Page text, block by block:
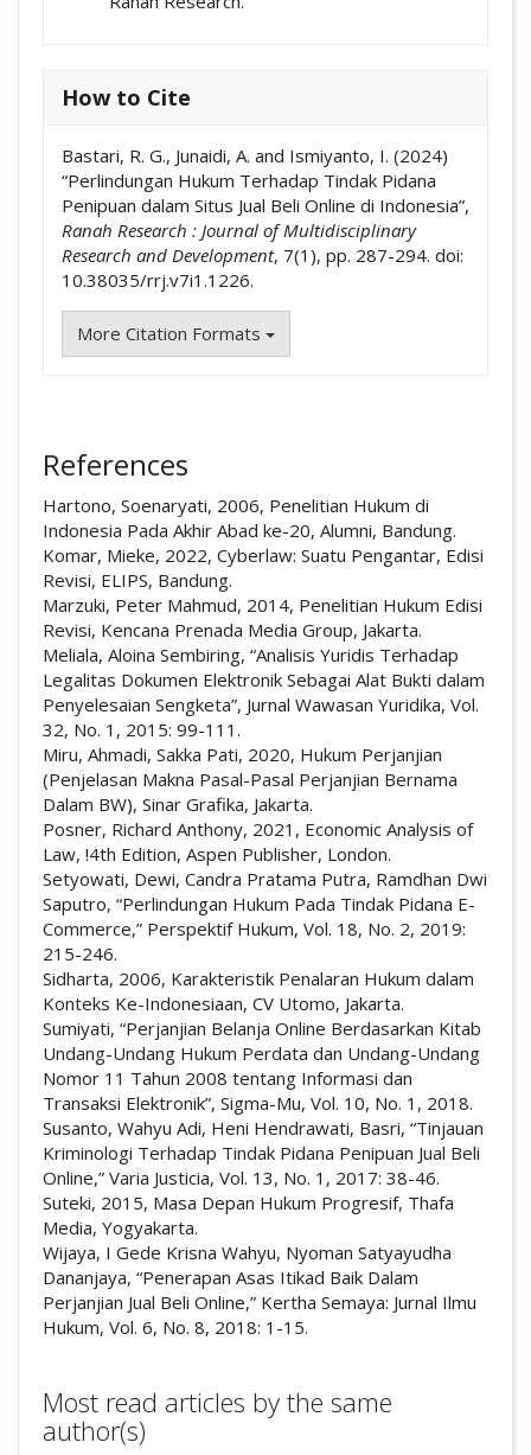
How to Cite
Bastari, R. G., Junaidi, A. and Ismiyanto, I. (2024)
“Perlindungan Hukum Terhadap Tindak Pidana
Penipuan dalam Situs Jual Beli Online di Indonesia”,
Ranah Research : Journal of Multidisciplinary
Research and Development, 7(1), pp. 287-294. doi:
10.38035/rrj.v7i1.1226.
More Citation Formats
References
Hartono, Soenaryati, 2006, Penelitian Hukum di
Indonesia Pada Akhir Abad ke-20, Alumni, Bandung.
Komar, Mieke, 2022, Cyberlaw: Suatu Pengantar, Edisi
Revisi, ELIPS, Bandung.
Marzuki, Peter Mahmud, 2014, Penelitian Hukum Edisi
Revisi, Kencana Prenada Media Group, Jakarta.
Meliala, Aloina Sembiring, “Analisis Yuridis Terhadap
Legalitas Dokumen Elektronik Sebagai Alat Bukti dalam
Penyelesaian Sengketa”, Jurnal Wawasan Yuridika, Vol.
32, No. 1, 2015: 99-111.
Miru, Ahmadi, Sakka Pati, 2020, Hukum Perjanjian
(Penjelasan Makna Pasal-Pasal Perjanjian Bernama
Dalam BW), Sinar Grafika, Jakarta.
Posner, Richard Anthony, 2021, Economic Analysis of
Law, !4th Edition, Aspen Publisher, London.
Setyowati, Dewi, Candra Pratama Putra, Ramdhan Dwi
Saputro, “Perlindungan Hukum Pada Tindak Pidana E-
Commerce,” Perspektif Hukum, Vol. 18, No. 2, 2019:
215-246.
Sidharta, 2006, Karakteristik Penalaran Hukum dalam
Konteks Ke-Indonesiaan, CV Utomo, Jakarta.
Sumiyati, “Perjanjian Belanja Online Berdasarkan Kitab
Undang-Undang Hukum Perdata dan Undang-Undang
Nomor 11 Tahun 2008 tentang Informasi dan
Transaksi Elektronik”, Sigma-Mu, Vol. 10, No. 1, 2018.
Susanto, Wahyu Adi, Heni Hendrawati, Basri, “Tinjauan
Kriminologi Terhadap Tindak Pidana Penipuan Jual Beli
Online,” Varia Justicia, Vol. 13, No. 1, 2017: 38-46.
Suteki, 2015, Masa Depan Hukum Progresif, Thafa
Media, Yogyakarta.
Wijaya, I Gede Krisna Wahyu, Nyoman Satyayudha
Dananjaya, “Penerapan Asas Itikad Baik Dalam
Perjanjian Jual Beli Online,” Kertha Semaya: Jurnal Ilmu
Hukum, Vol. 6, No. 8, 2018: 1-15.
Most read articles by the same
author(s)